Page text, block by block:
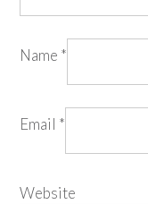
Name *
Email *
Website